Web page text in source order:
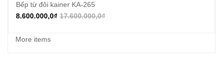
Bếp từ đôi kainer KA-265
17.600.000,0₫
8.600.000,0₫
More items